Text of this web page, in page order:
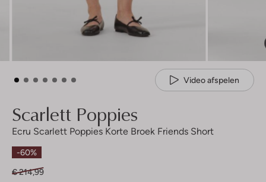
Video afspelen
Scarlett Poppies
Ecru Scarlett Poppies Korte Broek Friends Short
-60%
€ 214,99